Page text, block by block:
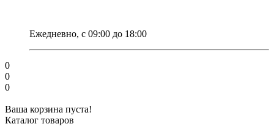
Ежедневно, с 09:00 до 18:00
0
0
0
Ваша корзина пуста!
Каталог товаров